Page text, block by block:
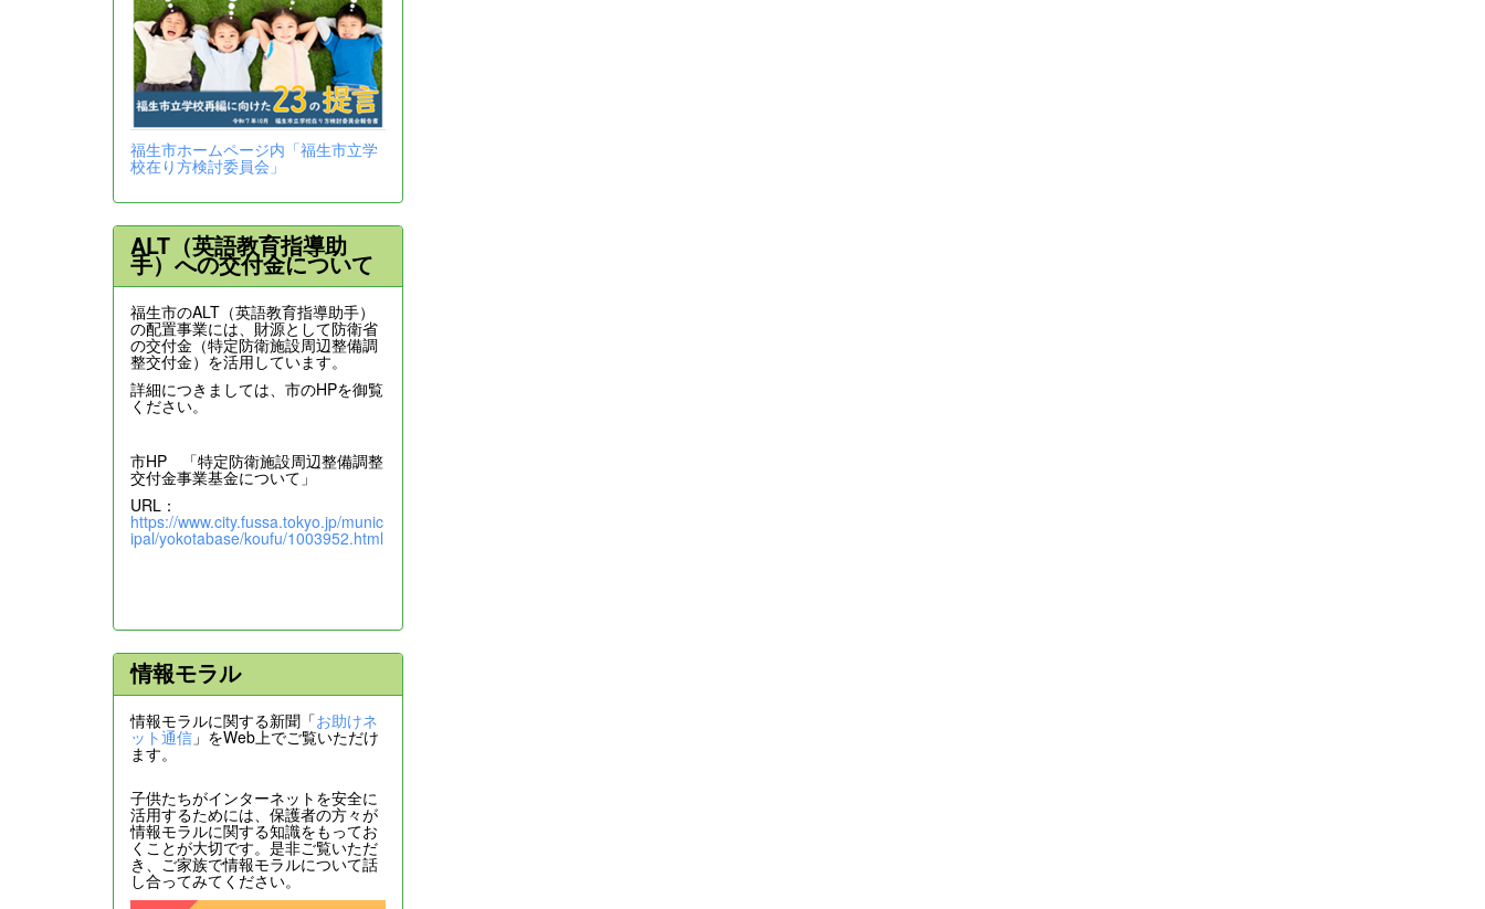
福生市ホームページ内「福生市立学
校在り方検討委員会」
ALT（英語教育指導助
手）への交付金について
福生市のALT（英語教育指導助手）
の配置事業には、財源として防衛省
の交付金（特定防衛施設周辺整備調
整交付金）を活用しています。
詳細につきましては、市のHPを御覧
ください。
市HP 「特定防衛施設周辺整備調整
交付金事業基金について」
URL：
https://www.city.fussa.tokyo.jp/munic
ipal/yokotabase/koufu/1003952.html
情報モラル
情報モラルに関する新聞「お助けネ
ット通信 」をWeb上でご覧いただけ
ます。
子供たちがインターネットを安全に
活用するためには、保護者の方々が
情報モラルに関する知識をもってお
くことが大切です。是非ご覧いただ
き、ご家族で情報モラルについて話
し合ってみてください。